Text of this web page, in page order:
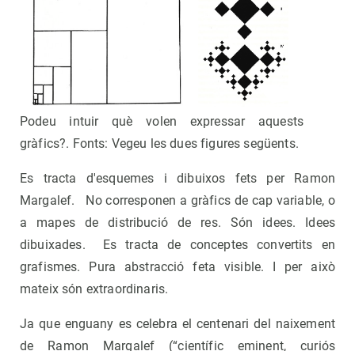
Podeu intuir què volen expressar aquests
gràfics?. Fonts: Vegeu les dues figures següents.
Es tracta d'esquemes i dibuixos fets per Ramon
Margalef. No corresponen a gràfics de cap variable, o
a mapes de distribució de res. Són idees. Idees
dibuixades. Es tracta de conceptes convertits en
grafismes. Pura abstracció feta visible. I per això
mateix són extraordinaris.
Ja que enguany es celebra el centenari del naixement
de Ramon Margalef (“científic eminent, curiós